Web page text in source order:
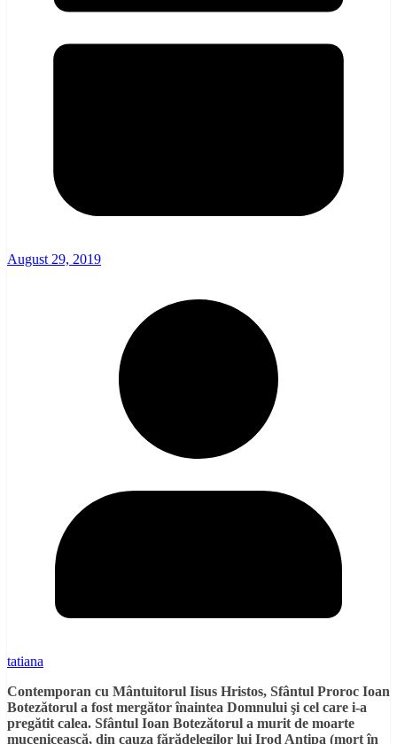
August 29, 2019
tatiana
Contemporan cu Mântuitorul Iisus Hristos, Sfântul Proroc Ioan
Botezătorul a fost mergător înaintea Domnului şi cel care i-a
pregătit calea. Sfântul Ioan Botezătorul a murit de moarte
mucenicească, din cauza fărădelegilor lui Irod Antipa (mort în